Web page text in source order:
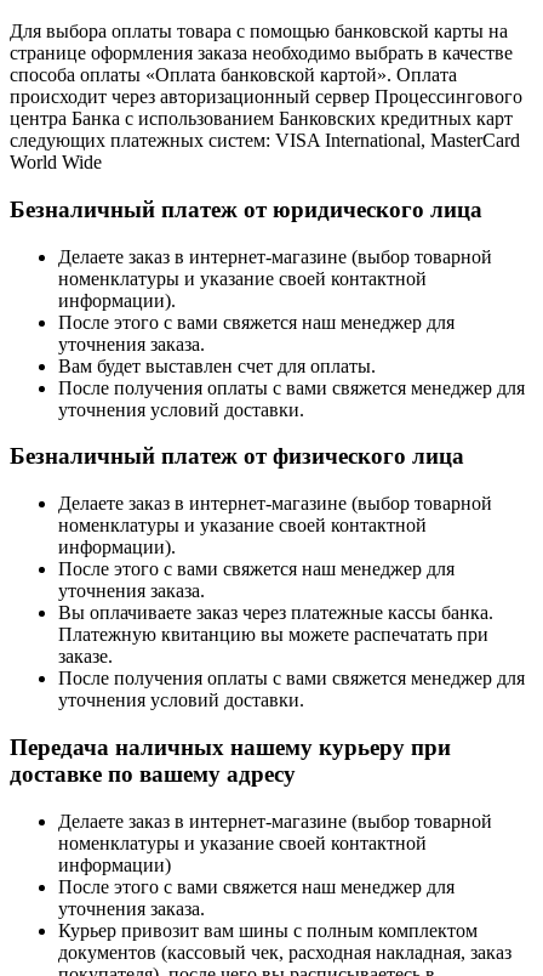
Для выбора оплаты товара с помощью банковской карты на
странице оформления заказа необходимо выбрать в качестве
способа оплаты «Оплата банковской картой». Оплата
происходит через авторизационный сервер Процессингового
центра Банка с использованием Банковских кредитных карт
следующих платежных систем: VISA International, MasterCard
World Wide
Безналичный платеж от юридического лица
Делаете заказ в интернет-магазине (выбор товарной
номенклатуры и указание своей контактной
информации).
После этого с вами свяжется наш менеджер для
уточнения заказа.
Вам будет выставлен счет для оплаты.
После получения оплаты с вами свяжется менеджер для
уточнения условий доставки.
Безналичный платеж от физического лица
Делаете заказ в интернет-магазине (выбор товарной
номенклатуры и указание своей контактной
информации).
После этого с вами свяжется наш менеджер для
уточнения заказа.
Вы оплачиваете заказ через платежные кассы банка.
Платежную квитанцию вы можете распечатать при
заказе.
После получения оплаты с вами свяжется менеджер для
уточнения условий доставки.
Передача наличных нашему курьеру при
доставке по вашему адресу
Делаете заказ в интернет-магазине (выбор товарной
номенклатуры и указание своей контактной
информации)
После этого с вами свяжется наш менеджер для
уточнения заказа.
Курьер привозит вам шины с полным комплектом
документов (кассовый чек, расходная накладная, заказ